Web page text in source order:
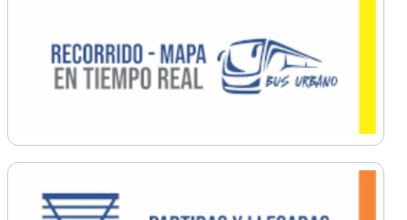
Ordenamiento
Promoción Social
Salud
Secretaría General